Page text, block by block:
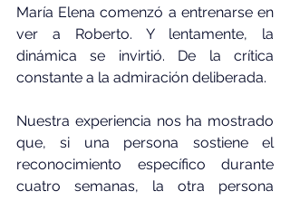
María Elena comenzó a entrenarse en
ver a Roberto. Y lentamente, la
dinámica se invirtió. De la crítica
constante a la admiración deliberada.
Nuestra experiencia nos ha mostrado
que, si una persona sostiene el
reconocimiento específico durante
cuatro semanas, la otra persona